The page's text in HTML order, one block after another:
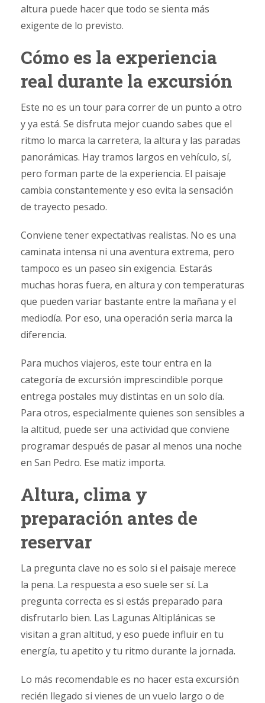
altura puede hacer que todo se sienta más
exigente de lo previsto.
Cómo es la experiencia
real durante la excursión
Este no es un tour para correr de un punto a otro
y ya está. Se disfruta mejor cuando sabes que el
ritmo lo marca la carretera, la altura y las paradas
panorámicas. Hay tramos largos en vehículo, sí,
pero forman parte de la experiencia. El paisaje
cambia constantemente y eso evita la sensación
de trayecto pesado.
Conviene tener expectativas realistas. No es una
caminata intensa ni una aventura extrema, pero
tampoco es un paseo sin exigencia. Estarás
muchas horas fuera, en altura y con temperaturas
que pueden variar bastante entre la mañana y el
mediodía. Por eso, una operación seria marca la
diferencia.
Para muchos viajeros, este tour entra en la
categoría de excursión imprescindible porque
entrega postales muy distintas en un solo día.
Para otros, especialmente quienes son sensibles a
la altitud, puede ser una actividad que conviene
programar después de pasar al menos una noche
en San Pedro. Ese matiz importa.
Altura, clima y
preparación antes de
reservar
La pregunta clave no es solo si el paisaje merece
la pena. La respuesta a eso suele ser sí. La
pregunta correcta es si estás preparado para
disfrutarlo bien. Las Lagunas Altiplánicas se
visitan a gran altitud, y eso puede influir en tu
energía, tu apetito y tu ritmo durante la jornada.
Lo más recomendable es no hacer esta excursión
recién llegado si vienes de un vuelo largo o de